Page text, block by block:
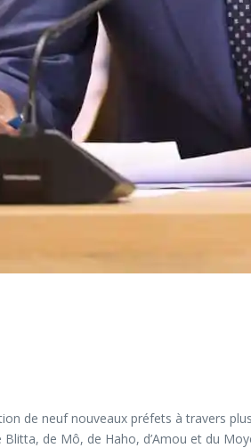
de neuf nouveaux préfets à travers
de Mô, de Haho, d’Amou et du